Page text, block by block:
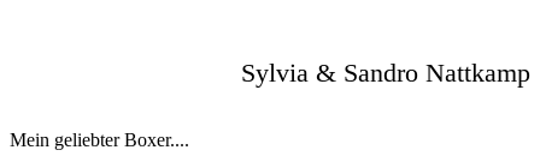
Sylvia & Sandro Nattkamp
Mein geliebter Boxer....